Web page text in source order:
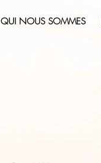
QUI NOUS SOMMES